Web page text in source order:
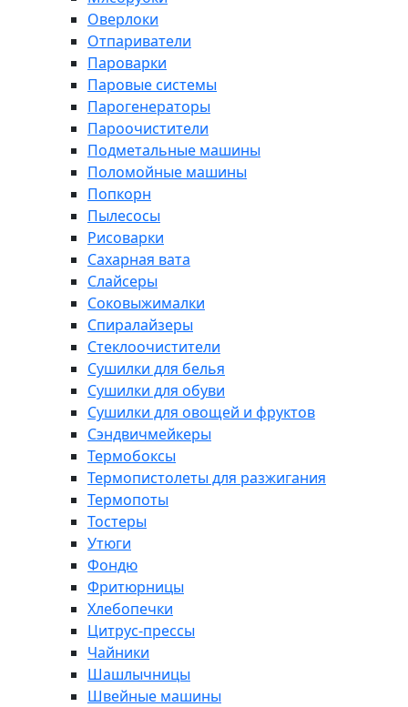
Оверлоки
Отпариватели
Пароварки
Паровые системы
Парогенераторы
Пароочистители
Подметальные машины
Поломойные машины
Попкорн
Пылесосы
Рисоварки
Сахарная вата
Слайсеры
Соковыжималки
Спиралайзеры
Стеклоочистители
Сушилки для белья
Сушилки для обуви
Сушилки для овощей и фруктов
Сэндвичмейкеры
Термобоксы
Термопистолеты для разжигания
Термопоты
Тостеры
Утюги
Фондю
Фритюрницы
Хлебопечки
Цитрус-прессы
Чайники
Шашлычницы
Швейные машины